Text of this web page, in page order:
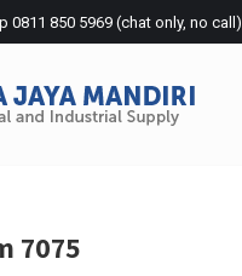
0811 850 5969 (chat only, no call)
7075